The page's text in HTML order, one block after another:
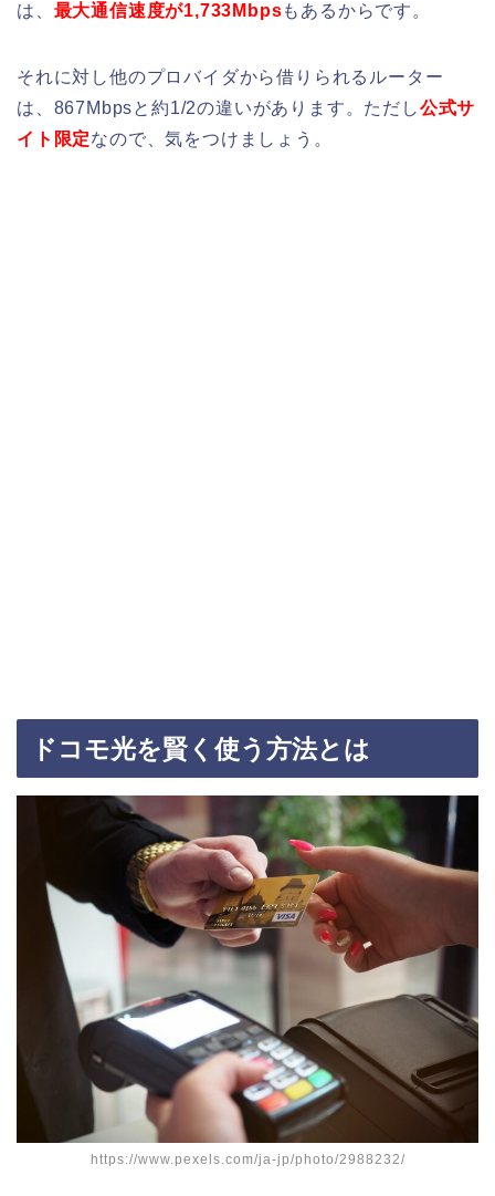
は、 最大通信速度が1,733Mbpsもあるからです。
それに対し他のプロバイダから借りられるルーター
は、867Mbpsと約1/2の違いがあります。ただし公式サ
イト限定なので、気をつけましょう。
ドコモ光を賢く使う方法とは
https://www.pexels.com/ja-jp/photo/2988232/